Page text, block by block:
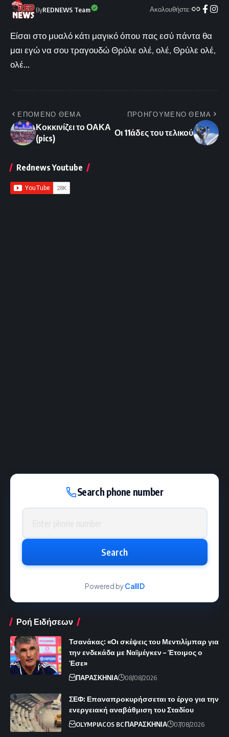
ByREDNEWS Team Ακολουθήστε:
Είσαι στο μυαλό κάτι μαγικό όπου πας εσύ πάντα θα
μαι εγώ να σου τραγουδώ Θρύλε ολέ, ολέ, Θρύλε ολέ,
ολέ...
ΕΠΟΜΕΝΟ ΘΕΜΑ
Κοκκινίζει το ΟΑΚΑ
(pics)
ΠΡΟΗΓΟΥΜΕΝΟ ΘΕΜΑ
Οι 11άδες του τελικού
Rednews Youtube
Search phone number
Phone number
Search
Powered byCallID
Ροή Ειδήσεων
Τσανάκας: «Οι σκέψεις του Μεντιλίμπαρ για
την ενδεκάδα με Ναϊμέγκεν – Έτοιμος ο
Έσε»
ΠΑΡΑΣΚΗΝΙΑ 08/08/2026
ΣΕΦ: Επαναπροκυρήσσεται το έργο για την
ενεργειακή αναβάθμιση του Σταδίου
OLYMPIACOS BCΠΑΡΑΣΚΗΝΙΑ 07/08/2026